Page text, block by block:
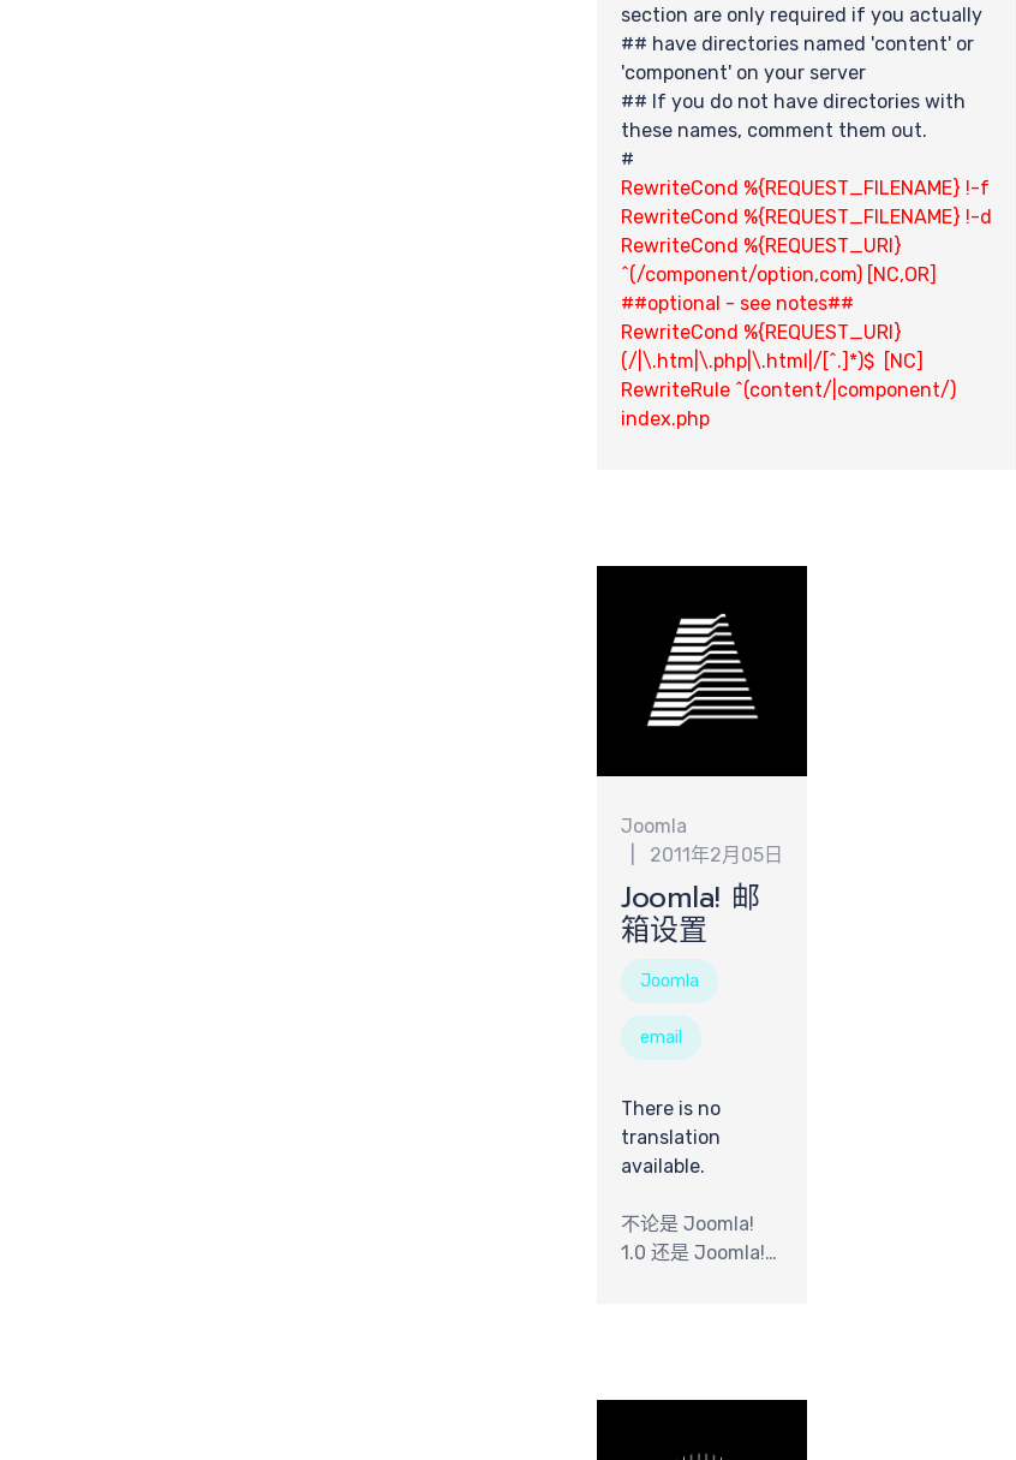
提交
需求
搜索
核心
section are only required if you actually
## have directories named 'content' or
'component' on your server
## If you do not have directories with
these names, comment them out.
#
RewriteCond %{REQUEST_FILENAME} !-f
RewriteCond %{REQUEST_FILENAME} !-d
RewriteCond %{REQUEST_URI}
^(/component/option,com) [NC,OR]
##optional - see notes##
RewriteCond %{REQUEST_URI}
(/|\.htm|\.php|\.html|/[^.]*)$ [NC]
RewriteRule ^(content/|component/)
index.php
Joomla
2011年2月05日
Joomla! 邮
箱设置
Joomla
email
There is no
translation
available.
不论是 Joomla!
1.0 还是 Joomla!
件。在“邮件设置”
项就是：Send